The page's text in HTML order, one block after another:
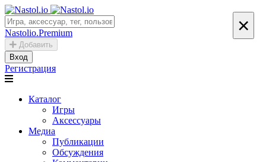
Nastolio.Premium
Добавить
Вход
Регистрация
Каталог
Игры
Аксессуары
Медиа
Публикации
Обсуждения
×